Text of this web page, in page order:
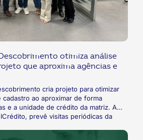
otimiza análise
que aproxima agências e
cria projeto para otimizar
ao aproximar de forma
e a unidade de crédito da matriz. A
prevê visitas periódicas da
novidades, quanto em ouvir